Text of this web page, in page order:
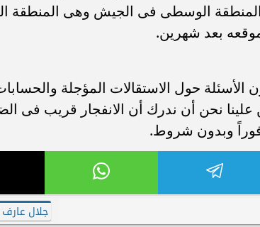
المنطقة الوسطى فى الجيش وهى المنطقة
بعد شهرين.
حول الاستقالات المؤجلة
علينا نحن أن ندرك أن الانفجار قريب فى
وبدون شروط.
جلال